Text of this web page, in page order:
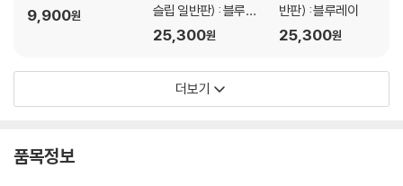
9,900원
슬립 일반판) : 블루레
이
25,300원
반판) : 블루레이
25,300원
더보기
품목정보